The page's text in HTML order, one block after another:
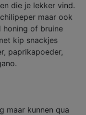
die je lekker vind.
maar ook
honing of bruine
kip snackjes
paprikapoeder,
maar kunnen qua